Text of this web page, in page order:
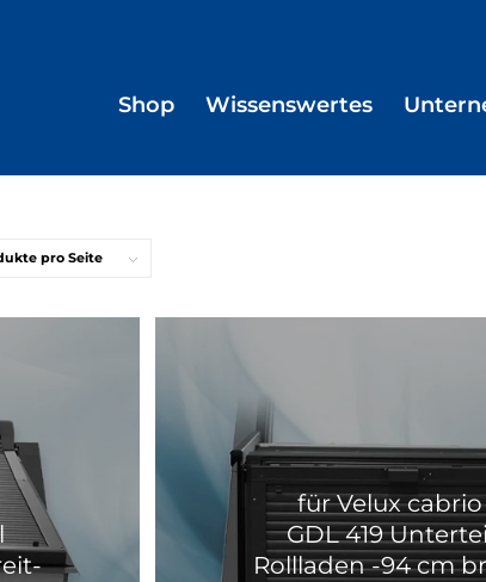
Shop Wissenswertes
pro Seite
für Velux cabrio
GDL 419
Rollladen -94 cm